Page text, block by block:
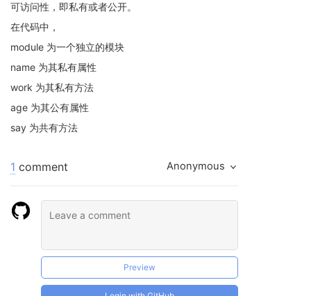
可访问性，即私有或者公开。
在代码中，
module 为一个独立的模块
name 为其私有属性
work 为其私有方法
age 为其公有属性
say 为共有方法
1 comment Anonymous
Preview